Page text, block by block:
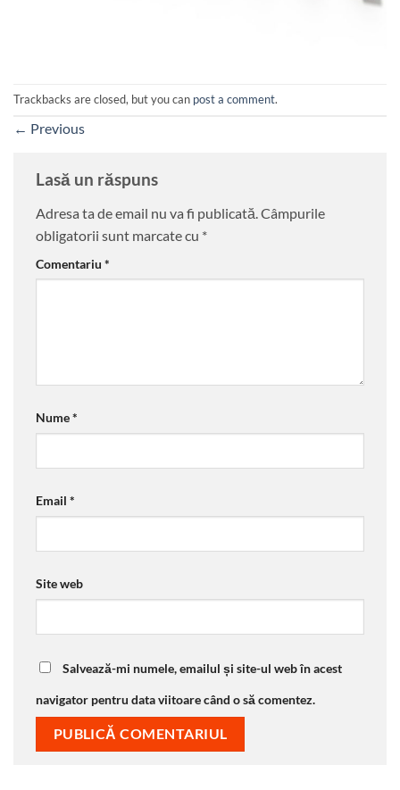
Trackbacks are closed, but you can post a comment.
← Previous
Lasă un răspuns
Adresa ta de email nu va fi publicată. Câmpurile
obligatorii sunt marcate cu *
Comentariu *
Nume*
Email *
Site web
Salvează-mi numele, emailul și site-ul web în acest
navigator pentru data viitoare când o să comentez.